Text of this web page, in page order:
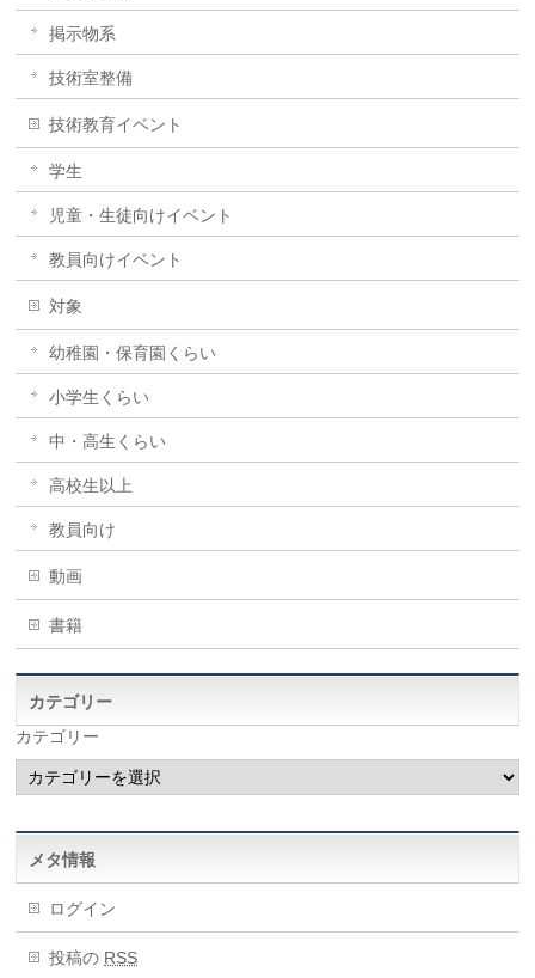
掲示物系
技術室整備
技術教育イベント
学生
児童・生徒向けイベント
教員向けイベント
対象
幼稚園・保育園くらい
小学生くらい
中・高生くらい
高校生以上
教員向け
動画
書籍
カテゴリー
カテゴリー
メタ情報
ログイン
投稿の RSS